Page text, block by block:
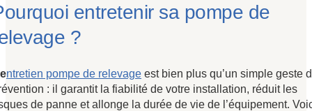
entretenir sa pompe de
?
entretien pompe de relevage est bien plus qu’un simple geste
: il garantit la fiabilité de votre installation, réduit les
de panne et allonge la durée de vie de l’équipement.